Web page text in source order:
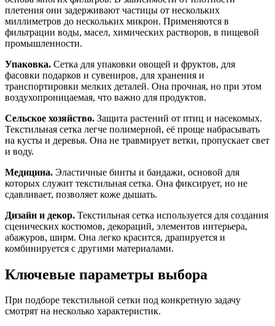
плетения они задерживают частицы от нескольких
миллиметров до нескольких микрон. Применяются в
фильтрации воды, масел, химических растворов, в пищевой
промышленности.
Упаковка. Сетка для упаковки овощей и фруктов, для
фасовки подарков и сувениров, для хранения и
транспортировки мелких деталей. Она прочная, но при этом
воздухопроницаемая, что важно для продуктов.
Сельское хозяйство. Защита растений от птиц и насекомых.
Текстильная сетка легче полимерной, её проще набрасывать
на кусты и деревья. Она не травмирует ветки, пропускает свет
и воду.
Медицина. Эластичные бинты и бандажи, основой для
которых служит текстильная сетка. Она фиксирует, но не
сдавливает, позволяет коже дышать.
Дизайн и декор. Текстильная сетка используется для создания
сценических костюмов, декораций, элементов интерьера,
абажуров, ширм. Она легко красится, драпируется и
комбинируется с другими материалами.
Ключевые параметры выбора
При подборе текстильной сетки под конкретную задачу
смотрят на несколько характеристик.